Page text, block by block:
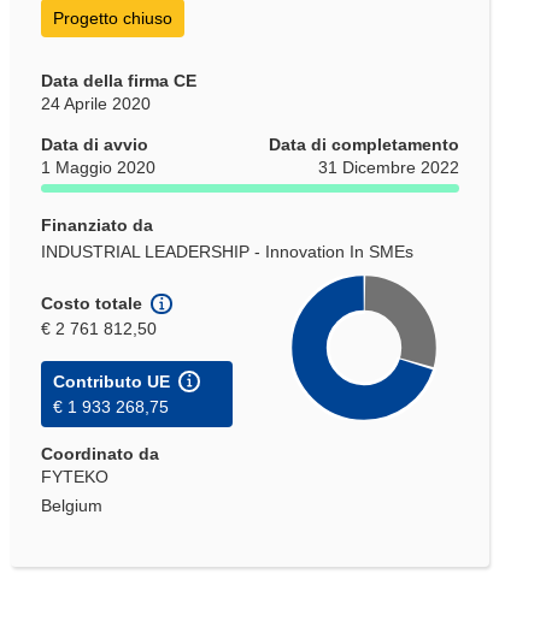
Progetto chiuso
Data della firma CE
24 Aprile 2020
Data di avvio
1 Maggio 2020
Data di completamento
31 Dicembre 2022
Finanziato da
INDUSTRIAL LEADERSHIP - Innovation In SMEs
Costo totale
€ 2 761 812,50
Contributo UE
€ 1 933 268,75
Coordinato da
FYTEKO
Belgium